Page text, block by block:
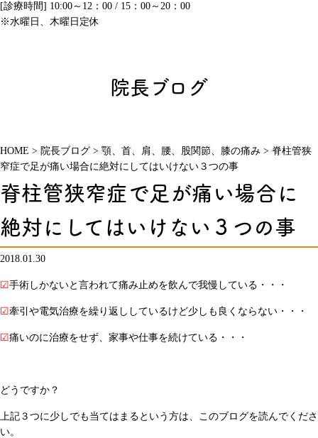
[診療時間] 10:00～12：00 / 15：00～20：00
※水曜日、木曜日定休
院長ブログ
HOME > 院長ブログ > 顎、首、肩、腰、股関節、膝の痛み > 脊柱管狭
窄症で足が痛い場合に絶対にしてはいけない３つの事
脊柱管狭窄症で足が痛い場合に
絶対にしてはいけない３つの事
2018.01.30
☑手術しかないと言われて痛み止めを飲んで我慢している・・・
☑牽引や電気治療を繰り返ししているけど少しも良くならない・・・
☑痛いのに治療をせず、家事や仕事を続けている・・・
どうですか？
上記３つに少しでも当てはまるという方は、このブログを読んでくださ
い。